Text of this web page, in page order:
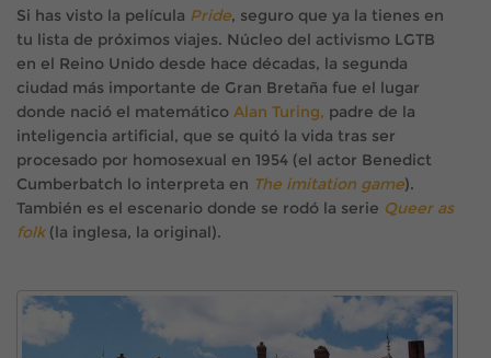
Si has visto la película Pride, seguro que ya la tienes en
tu lista de próximos viajes. Núcleo del activismo LGTB
en el Reino Unido desde hace décadas, la segunda
ciudad más importante de Gran Bretaña fue el lugar
donde nació el matemático Alan Turing, padre de la
inteligencia artificial, que se quitó la vida tras ser
procesado por homosexual en 1954 (el actor Benedict
Cumberbatch lo interpreta en The imitation game).
También es el escenario donde se rodó la serie Queer as
folk(la inglesa, la original).